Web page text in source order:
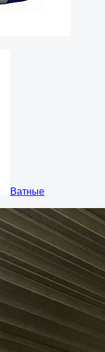
Ватные